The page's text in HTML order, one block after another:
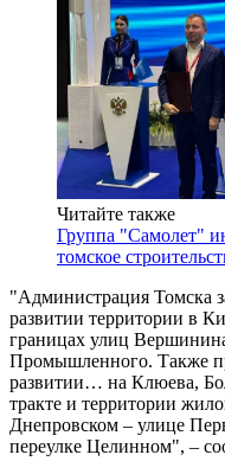
Читайте также
Группа "Самолет"
томское
"Администрация Томска
развитии территории в
границах улиц
Промышленного. Также
развитии… на Клюева,
тракте и территории
Днепровском – улице
переулке Целинном", –